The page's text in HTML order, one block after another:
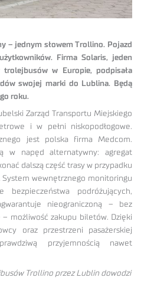
– jednym słowem Trollino. Pojazd
Firma Solaris, jeden
w Europie, podpisała
swojej marki do Lublina. Będą
roku.
Zarząd Transportu Miejskiego
i w pełni niskopodłogowe.
jest polska firma Medcom.
w napęd alternatywny: agregat
dalszą część trasy w przypadku
System wewnętrznego monitoringu
bezpieczeństwa podróżujących,
nieograniczoną – bez
możliwość zakupu biletów. Dzięki
oraz przestrzeni pasażerskiej
przyjemnością nawet
Trollino przez Lublin dowodzi